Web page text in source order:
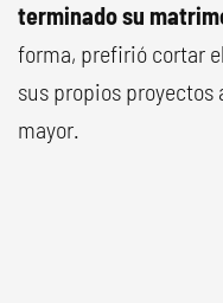
terminado su
forma, prefirió cortar
sus propios proyectos
mayor.